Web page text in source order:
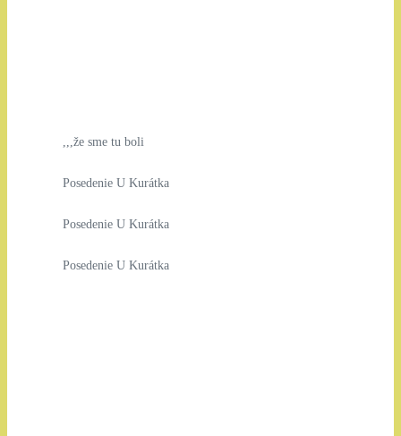
,,,že sme tu boli
Posedenie U Kurátka
Posedenie U Kurátka
Posedenie U Kurátka